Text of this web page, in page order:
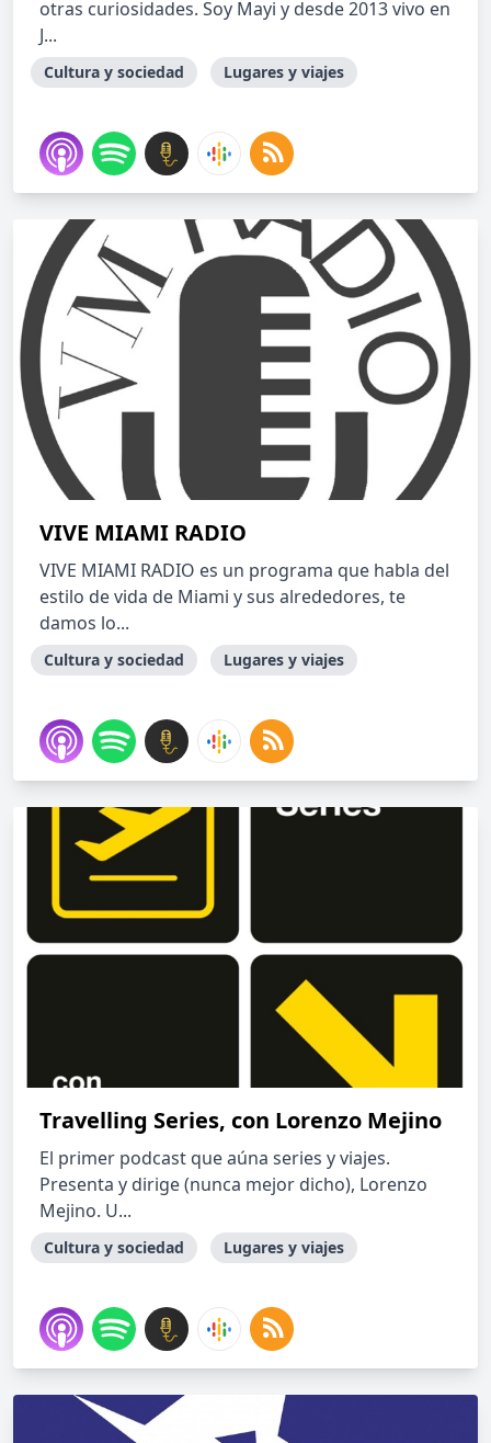
otras curiosidades. Soy Mayi y desde 2013 vivo en
J...
Cultura y sociedad Lugares y viajes
VIVE MIAMI RADIO
VIVE MIAMI RADIO es un programa que habla del
estilo de vida de Miami y sus alrededores, te
damos lo...
Cultura y sociedad Lugares y viajes
Travelling Series, con Lorenzo Mejino
El primer podcast que aúna series y viajes.
Presenta y dirige (nunca mejor dicho), Lorenzo
Mejino. U...
Cultura y sociedad Lugares y viajes